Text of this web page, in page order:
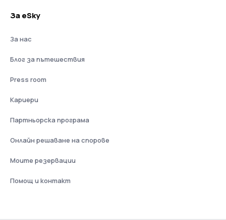
За eSky
За нас
Блог за пътешествия
Press room
Кариери
Партньорска програма
Онлайн решаване на спорове
Моите резервации
Помощ и контакт